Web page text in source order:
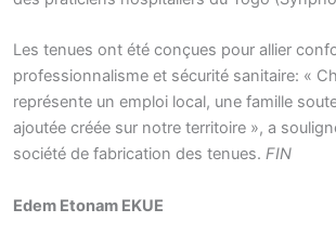
Les tenues ont été conçues pour allier
professionnalisme et sécurité sanitaire: «
représente un emploi local, une famille
ajoutée créée sur notre territoire », a
société de fabrication des tenues. FIN
Edem Etonam EKUE